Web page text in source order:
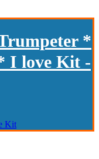
*
I love Kit -
Kit